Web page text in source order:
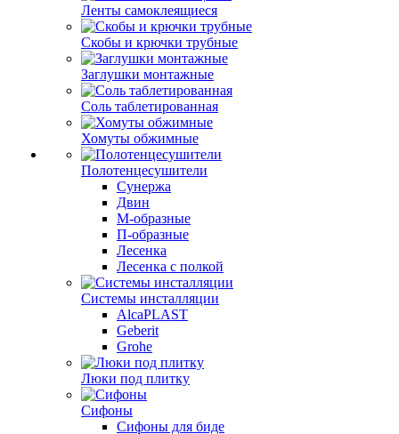
Ленты самоклеящиеся
Скобы и крючки трубные
Заглушки монтажные
Соль таблетированная
Хомуты обжимные
Полотенцесушители
Сунержа
Двин
М-образные
П-образные
Лесенка
Лесенка с полкой
Системы инсталляции
AlcaPLAST
Geberit
Grohe
Люки под плитку
Сифоны
Сифoны для биде